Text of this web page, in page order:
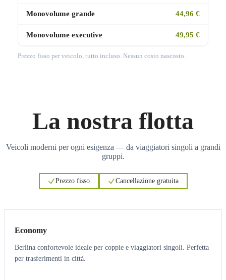
Monovolume grande 44,96 €
Monovolume executive 49,95 €
Prezzo fisso per veicolo, tutto incluso. Nessun costo nascosto.
La nostra flotta
Veicoli moderni per ogni esigenza — da viaggiatori singoli a grandi
gruppi.
Prezzo fisso Cancellazione gratuita
Economy
Berlina confortevole ideale per coppie e viaggiatori singoli. Perfetta
per trasferimenti in città.